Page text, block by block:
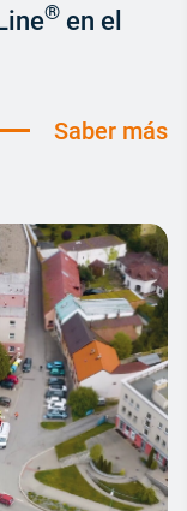
® en el
Saber más